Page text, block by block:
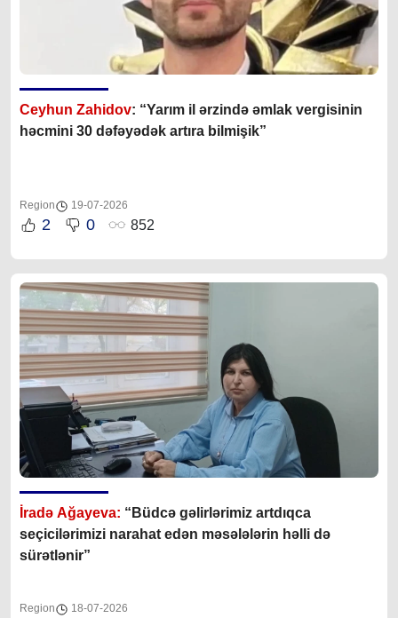
Ceyhun Zahidov: “Yarım il ərzində əmlak vergisinin
həcmini 30 dəfəyədək artıra bilmişik”
Region 19-07-2026
2 0 852
İradə Ağayeva: “Büdcə gəlirlərimiz artdıqca
seçicilərimizi narahat edən məsələlərin həlli də
sürətlənir”
Region 18-07-2026